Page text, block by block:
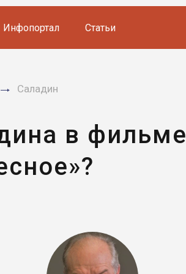
Инфопортал Статьи
Саладин
в фильме